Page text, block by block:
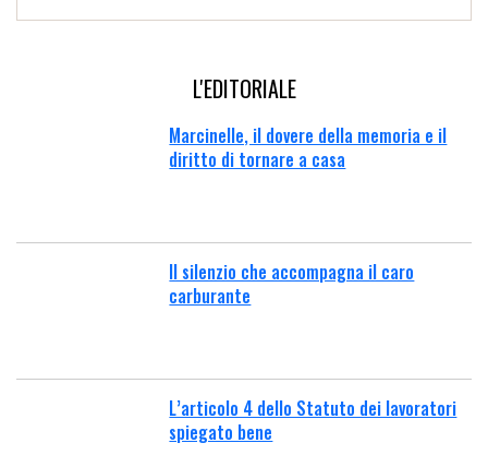
L'EDITORIALE
Marcinelle, il dovere della memoria e il
diritto di tornare a casa
Il silenzio che accompagna il caro
carburante
L’articolo 4 dello Statuto dei lavoratori
spiegato bene